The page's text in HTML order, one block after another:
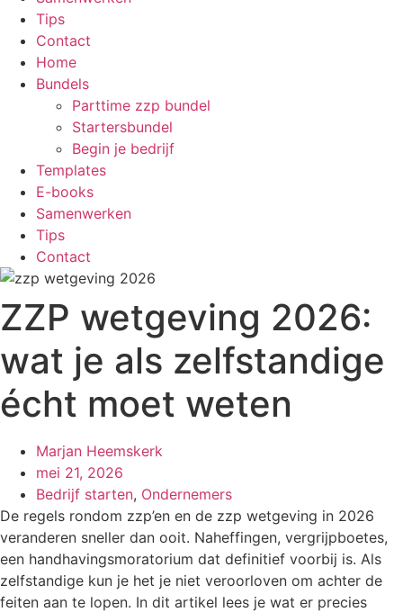
Tips
Contact
Home
Bundels
Parttime zzp bundel
Startersbundel
Begin je bedrijf
Templates
E-books
Samenwerken
Tips
Contact
ZZP wetgeving 2026:
wat je als zelfstandige
écht moet weten
Marjan Heemskerk
mei 21, 2026
Bedrijf starten, Ondernemers
De regels rondom zzp’en en de zzp wetgeving in 2026
veranderen sneller dan ooit. Naheffingen, vergrijpboetes,
een handhavingsmoratorium dat definitief voorbij is. Als
zelfstandige kun je het je niet veroorloven om achter de
feiten aan te lopen. In dit artikel lees je wat er precies